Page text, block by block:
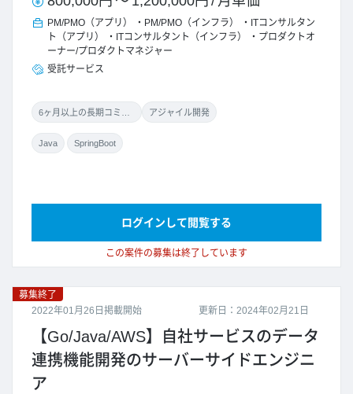
PM/PMO（アプリ） PM/PMO（インフラ）
ITコンサルタン
ト（アプリ）
ITコンサルタント（インフラ）
プロダクトオ
ーナー/プロダクトマネジャー
受託サービス
アジャイル開発
Java SpringBoot
この案件の募集は終了しています
ログインして閲覧する
更新日：2024年02月21日
募集終了
2022年01月26日掲載開始
【Go/Java/AWS】自社サービスのデータ
連携機能開発のサーバーサイドエンジニ
ア